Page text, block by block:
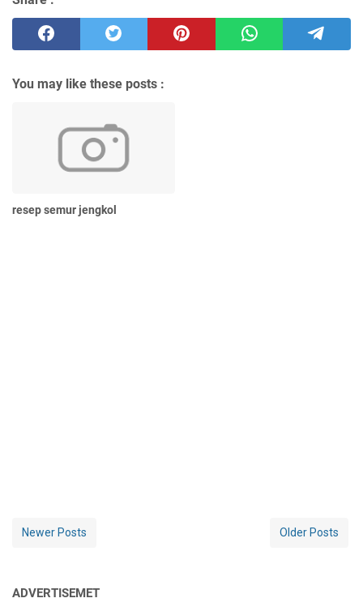
You may like these posts :
resep semur jengkol
Newer Posts Older Posts
ADVERTISEMET